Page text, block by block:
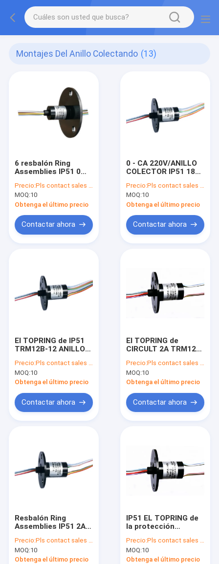
Montajes Del Anillo Colectando (13)
6 resbalón Ring
Assemblies IP51 0
CIRCULT 2A TRM12C-
06 - 220V CA DC
Precio:Pls contact sales for update price
MOQ:10
Obtenga el último precio
Contactar ahora
0 - CA 220V/ANILLO
COLECTOR IP51 18
TOPRING de DC
TRM12B-18
Precio:Pls contact sales for update price
MOQ:10
Obtenga el último precio
Contactar ahora
El TOPRING de IP51
TRM12B-12 ANILLO
220V AC/DC
Precio:Pls contact sales for update price
MOQ:10
Obtenga el último precio
Contactar ahora
El TOPRING de
CIRCULT 2A TRM12A-
220V la CA DC
Precio:Pls contact sales for update price
MOQ:10
Obtenga el último precio
Contactar ahora
Resbalón Ring
Assemblies IP51 2A 0
TRM12B-06 - 220V
CA DC
Precio:Pls contact sales for update price
MOQ:10
Obtenga el último precio
IP51 EL TOPRING de
la protección
2A 0 - 220V la CA DC
Precio:Pls contact sales for update price
MOQ:10
Obtenga el último precio